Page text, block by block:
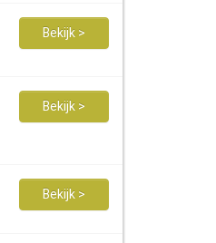
Bekijk >
Bekijk >
Bekijk >